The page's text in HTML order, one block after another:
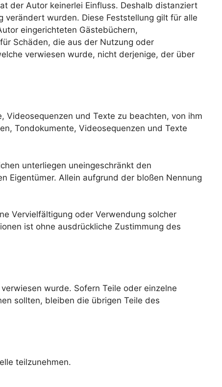
der Autor keinerlei Einfluss. Deshalb distanziert
verändert wurden. Diese Feststellung gilt für alle
eingerichteten Gästebüchern,
Schäden, die aus der Nutzung oder
verwiesen wurde, nicht derjenige, der über
und Texte zu beachten, von ihm
Tondokumente, Videosequenzen und Texte
unterliegen uneingeschränkt den
Eigentümer. Allein aufgrund der bloßen Nennung
Vervielfältigung oder Verwendung solcher
ist ohne ausdrückliche Zustimmung des
wurde. Sofern Teile oder einzelne
sollten, bleiben die übrigen Teile des
teilzunehmen.